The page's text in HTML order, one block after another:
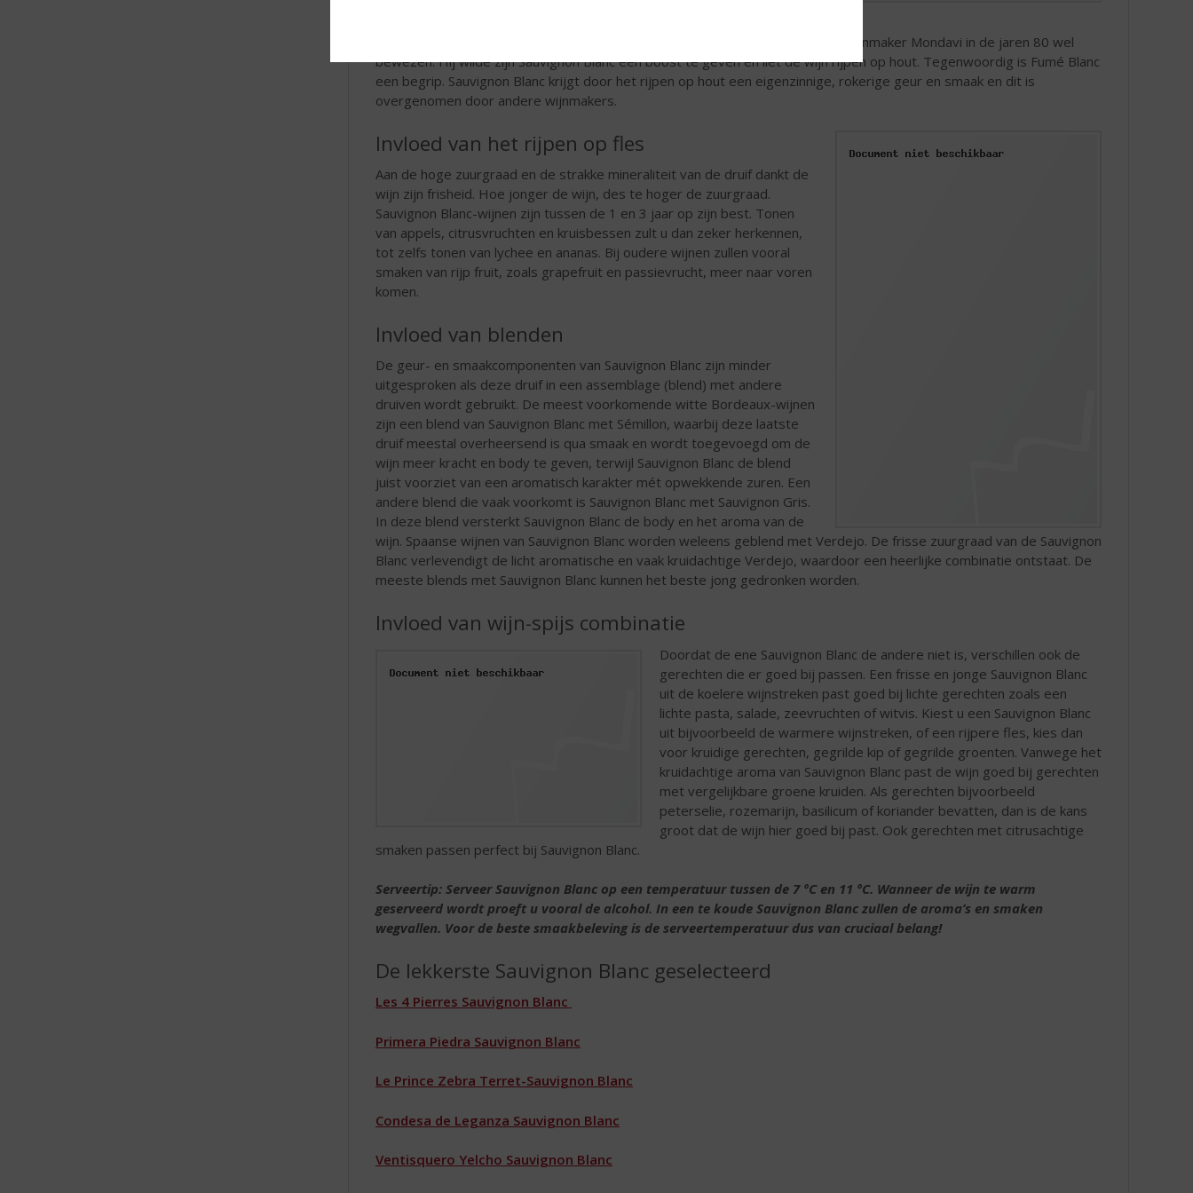
Hoeveel invloed een wijnmaker kan hebben op de smaak van een wijn, heeft wijnmaker Mondavi in de jaren 80 wel
bewezen. Hij wilde zijn Sauvignon Blanc een boost te geven en liet de wijn rijpen op hout. Tegenwoordig is Fumé Blanc
een begrip. Sauvignon Blanc krijgt door het rijpen op hout een eigenzinnige, rokerige geur en smaak en dit is
overgenomen door andere wijnmakers.
Invloed van het rijpen op fles
Aan de hoge zuurgraad en de strakke mineraliteit van de druif dankt de
wijn zijn frisheid. Hoe jonger de wijn, des te hoger de zuurgraad.
Sauvignon Blanc-wijnen zijn tussen de 1 en 3 jaar op zijn best. Tonen
van appels, citrusvruchten en kruisbessen zult u dan zeker herkennen,
tot zelfs tonen van lychee en ananas. Bij oudere wijnen zullen vooral
smaken van rijp fruit, zoals grapefruit en passievrucht, meer naar voren
komen.
Invloed van blenden
De geur- en smaakcomponenten van Sauvignon Blanc zijn minder
uitgesproken als deze druif in een assemblage (blend) met andere
druiven wordt gebruikt. De meest voorkomende witte Bordeaux-wijnen
zijn een blend van Sauvignon Blanc met Sémillon, waarbij deze laatste
druif meestal overheersend is qua smaak en wordt toegevoegd om de
wijn meer kracht en body te geven, terwijl Sauvignon Blanc de blend
juist voorziet van een aromatisch karakter mét opwekkende zuren. Een
andere blend die vaak voorkomt is Sauvignon Blanc met Sauvignon Gris.
In deze blend versterkt Sauvignon Blanc de body en het aroma van de
wijn. Spaanse wijnen van Sauvignon Blanc worden weleens geblend met Verdejo. De frisse zuurgraad van de Sauvignon
Blanc verlevendigt de licht aromatische en vaak kruidachtige Verdejo, waardoor een heerlijke combinatie ontstaat. De
meeste blends met Sauvignon Blanc kunnen het beste jong gedronken worden.
Invloed van wijn-spijs combinatie
Doordat de ene Sauvignon Blanc de andere niet is, verschillen ook de
gerechten die er goed bij passen. Een frisse en jonge Sauvignon Blanc
uit de koelere wijnstreken past goed bij lichte gerechten zoals een
lichte pasta, salade, zeevruchten of witvis. Kiest u een Sauvignon Blanc
uit bijvoorbeeld de warmere wijnstreken, of een rijpere fles, kies dan
voor kruidige gerechten, gegrilde kip of gegrilde groenten. Vanwege het
kruidachtige aroma van Sauvignon Blanc past de wijn goed bij gerechten
met vergelijkbare groene kruiden. Als gerechten bijvoorbeeld
peterselie, rozemarijn, basilicum of koriander bevatten, dan is de kans
groot dat de wijn hier goed bij past. Ook gerechten met citrusachtige
smaken passen perfect bij Sauvignon Blanc.
Serveertip: Serveer Sauvignon Blanc op een temperatuur tussen de 7 ºC en 11 ºC. Wanneer de wijn te warm
geserveerd wordt proeft u vooral de alcohol. In een te koude Sauvignon Blanc zullen de aroma’s en smaken
wegvallen. Voor de beste smaakbeleving is de serveertemperatuur dus van cruciaal belang!
De lekkerste Sauvignon Blanc geselecteerd
Les 4 Pierres Sauvignon Blanc
Primera Piedra Sauvignon Blanc
Le Prince Zebra Terret-Sauvignon Blanc
Condesa de Leganza Sauvignon Blanc
Ventisquero Yelcho Sauvignon Blanc